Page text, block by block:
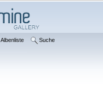
Albenliste Suche